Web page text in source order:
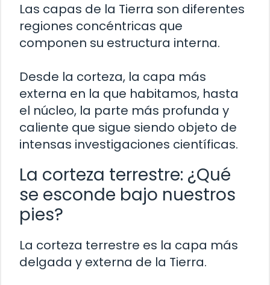
Las capas de la Tierra son diferentes
regiones concéntricas que
componen su estructura interna.
Desde la corteza, la capa más
externa en la que habitamos, hasta
el núcleo, la parte más profunda y
caliente que sigue siendo objeto de
intensas investigaciones científicas.
La corteza terrestre: ¿Qué
se esconde bajo nuestros
pies?
La corteza terrestre es la capa más
delgada y externa de la Tierra.